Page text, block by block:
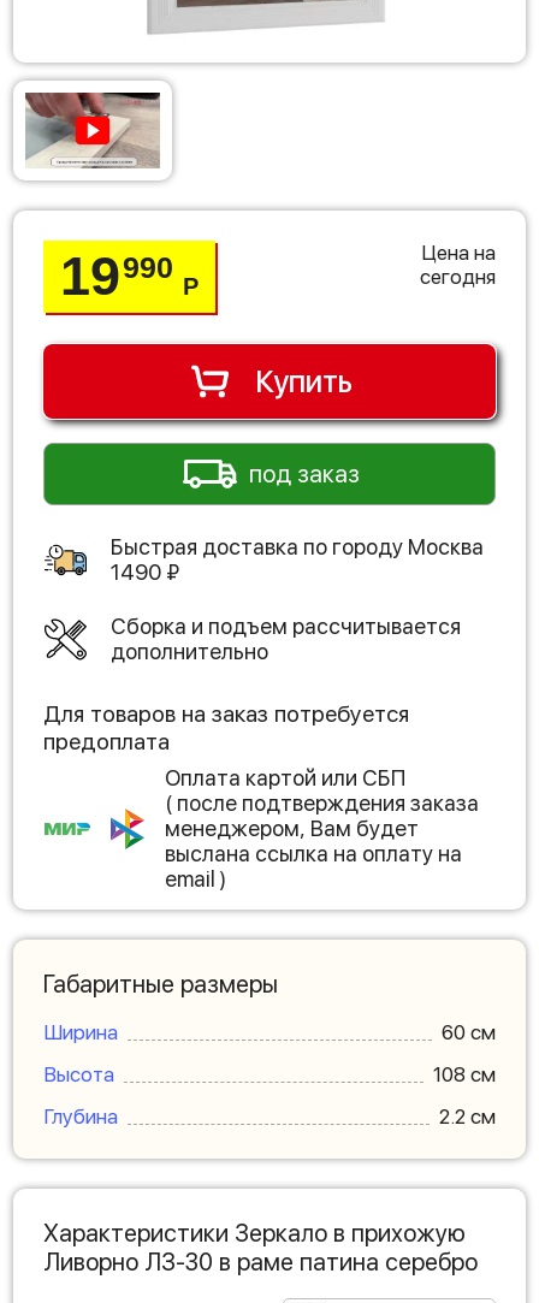
19990
Р
Цена на
сегодня
Купить
под заказ
Быстрая доставка по городу Москва
1490 ₽
Сборка и подъем рассчитывается
дополнительно
Для товаров на заказ потребуется
предоплата
Оплата картой или СБП
( после подтверждения заказа
менеджером, Вам будет
выслана ссылка на оплату на
email )
Габаритные размеры
Ширина
60 см
Высота
108 см
Глубина
2.2 см
Характеристики Зеркало в прихожую
Ливорно ЛЗ-30 в раме патина серебро